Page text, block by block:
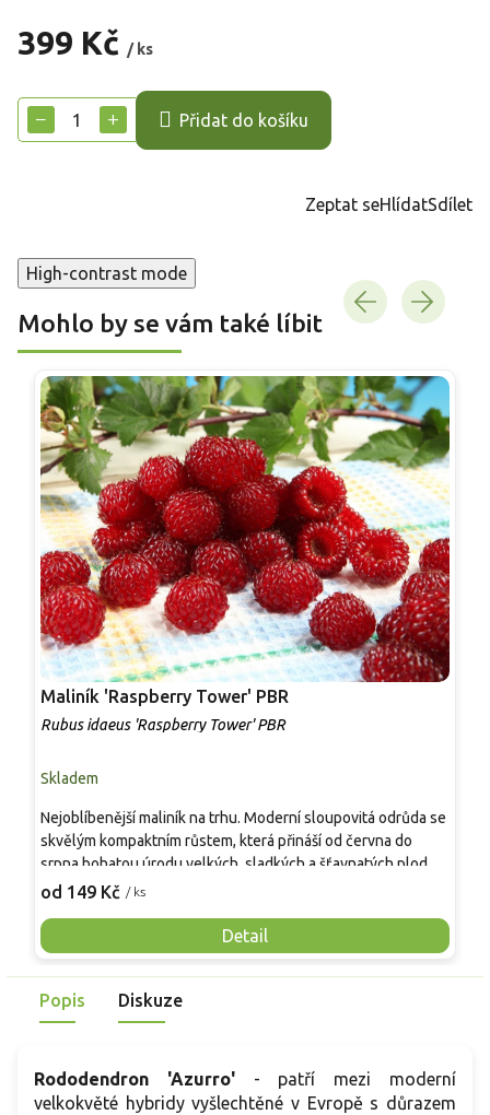
399 Kč / ks
cena:
+
− Přidat do košíku
Zeptat seHlídatSdílet
High-contrast mode
Mohlo by se vám také líbit
Maliník 'Raspberry Tower' PBR
Rubus idaeus 'Raspberry Tower' PBR
Skladem
od 149 Kč / ks
Detail
Nejoblíbenější maliník na trhu. Moderní sloupovitá odrůda se
skvělým kompaktním růstem, která přináší od června do
srpna bohatou úrodu velkých, sladkých a šťavnatých plodů.
Pevné vzpřímené výhony tvoří elegantní habitus bez
Mrazuvzdornost do −25 °C a spolehlivá vitalita z něj dělají
skvělou volbu pro každého pěstitele.
Popis Diskuze
Rododendron 'Azurro' - patří mezi moderní
velkokvěté hybridy vyšlechtěné v Evropě s důrazem